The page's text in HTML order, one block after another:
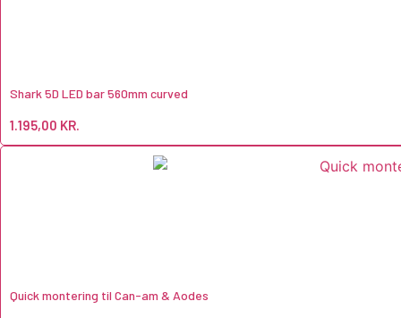
Shark 5D LED bar 560mm curved
1.195,00 KR.
Quick montering til Can-am & Aodes